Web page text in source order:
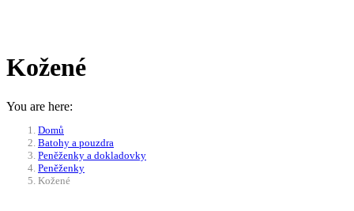
Kožené
You are here:
Domů
Batohy a pouzdra
Peněženky a dokladovky
Peněženky
Kožené